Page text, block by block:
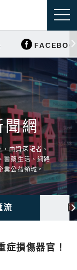
聞網
，由資深記者、
醫藥生活、網路
業公益領域。
流
症損傷器官！